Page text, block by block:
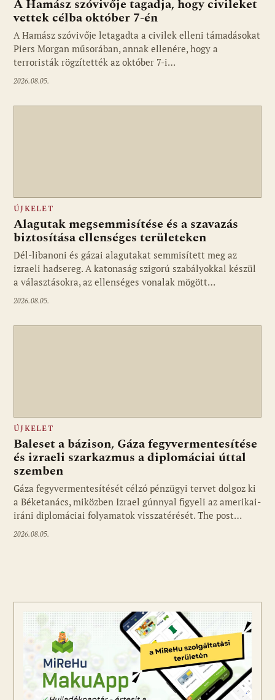
A Hamász szóvivője tagadja, hogy civileket
vettek célba október 7-én
A Hamász szóvivője letagadta a civilek elleni támadásokat
Piers Morgan műsorában, annak ellenére, hogy a
terroristák rögzítették az október 7-i…
2026.08.05.
ÚJKELET
Alagutak megsemmisítése és a szavazás
biztosítása ellenséges területeken
Dél-libanoni és gázai alagutakat semmisített meg az
izraeli hadsereg. A katonaság szigorú szabályokkal készül
a választásokra, az ellenséges vonalak mögött…
2026.08.05.
ÚJKELET
Baleset a bázison, Gáza fegyvermentesítése
és izraeli szarkazmus a diplomáciai úttal
szemben
Gáza fegyvermentesítését célzó pénzügyi tervet dolgoz ki
a Béketanács, miközben Izrael gúnnyal figyeli az amerikai-
iráni diplomáciai folyamatok visszatérését. The post…
2026.08.05.